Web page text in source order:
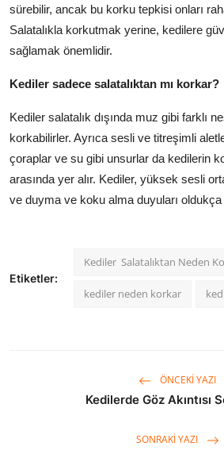
sürebilir, ancak bu korku tepkisi onları
Salatalıkla korkutmak yerine, kedilere
sağlamak önemlidir.
Kediler sadece salatalıktan mı korkar?
Kediler salatalık dışında muz gibi farklı
korkabilirler. Ayrıca sesli ve titreşimli
çoraplar ve su gibi unsurlar da kedilerin
arasında yer alır. Kediler, yüksek sesli
ve duyma ve koku alma duyuları
Etiketler:
Kediler Salatalıktan Neden
kediler neden korkar
ÖNCEKI YAZI
Kedilerde Göz Akıntısı
SONRAKI YAZI